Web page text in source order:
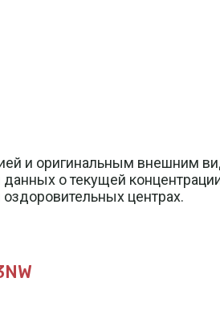
и оригинальным внешним
о текущей
центрах.